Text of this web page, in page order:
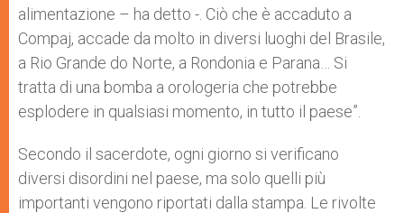
alimentazione – ha detto -. Ciò che è accaduto a
Compaj, accade da molto in diversi luoghi del Brasile,
a Rio Grande do Norte, a Rondonia e Parana… Si
tratta di una bomba a orologeria che potrebbe
esplodere in qualsiasi momento, in tutto il paese”.
Secondo il sacerdote, ogni giorno si verificano
diversi disordini nel paese, ma solo quelli più
importanti vengono riportati dalla stampa. Le rivolte